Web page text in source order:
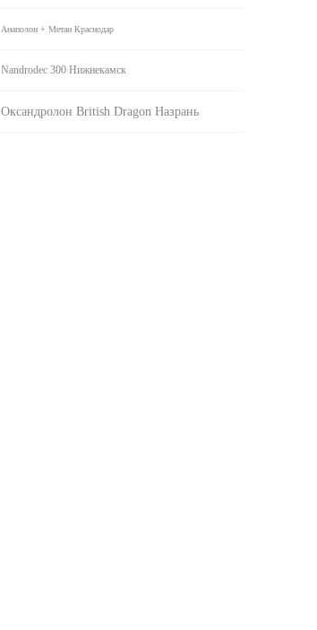
Анаполон + Метан Краснодар
Nandrodec 300 Нижнекамск
Оксандролон British Dragon Назрань